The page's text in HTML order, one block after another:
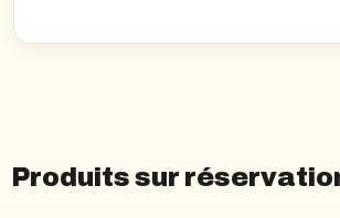
Produits sur